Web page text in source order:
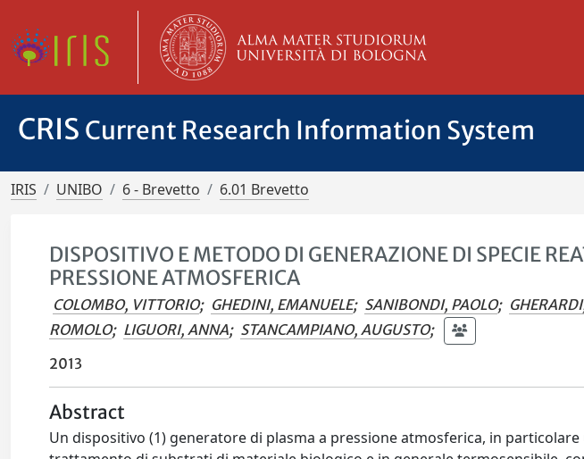
CRIS Current Research Information System
IRIS UNIBO 6 - Brevetto 6.01 Brevetto
DISPOSITIVO E METODO DI GENERAZIONE DI SPECIE
PRESSIONE ATMOSFERICA
COLOMBO, VITTORIO; GHEDINI, EMANUELE; SANIBONDI, PAOLO;
ROMOLO; LIGUORI, ANNA; STANCAMPIANO, AUGUSTO;
2013
Abstract
Un dispositivo (1) generatore di plasma a pressione atmosferica, in